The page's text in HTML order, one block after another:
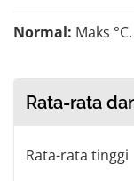
Normal: Maks
Rata-rata
Rata-rata tinggi